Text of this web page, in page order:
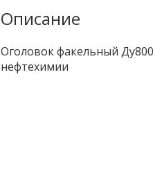
Описание
Оголовок факельный
нефтехимии